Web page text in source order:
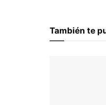
También te